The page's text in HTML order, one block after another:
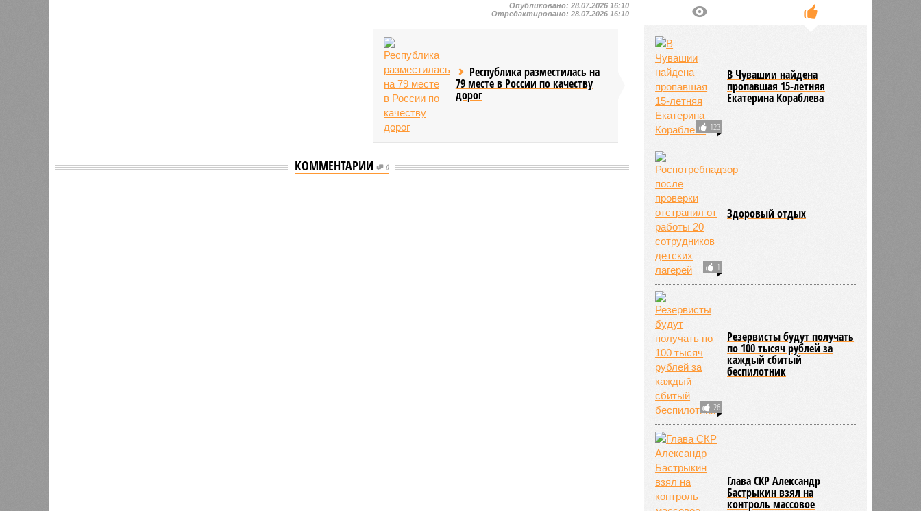
Опубликовано:28.07.2026 16:10
Отредактировано:28.07.2026 16:10
Республика разместилась на
79 месте в России по качеству
дорог
КОММЕНТАРИИ 0
123
В Чувашии найдена
пропавшая 15-летняя
Екатерина Кораблева
1
Здоровый отдых
26
Резервисты будут получать
по 100 тысяч рублей за
каждый сбитый
беспилотник
Глава СКР Александр
Бастрыкин взял на
контроль массовое